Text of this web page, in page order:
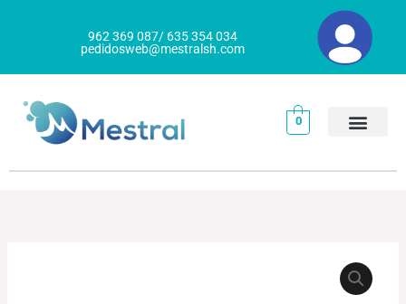
962 369 087/ 635 354 034
pedidosweb@mestralsh.com
0